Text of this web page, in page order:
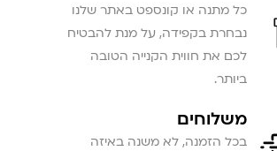
כל מתנה או קונספט באתר שלנו
נבחרת בקפידה, על מנת להבטיח
לכם את חווית הקנייה הטובה
ביותר.
משלוחים
בכל הזמנה, לא משנה באיזה